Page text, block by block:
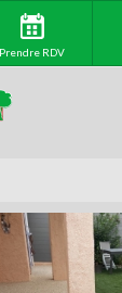
Prendre RDV